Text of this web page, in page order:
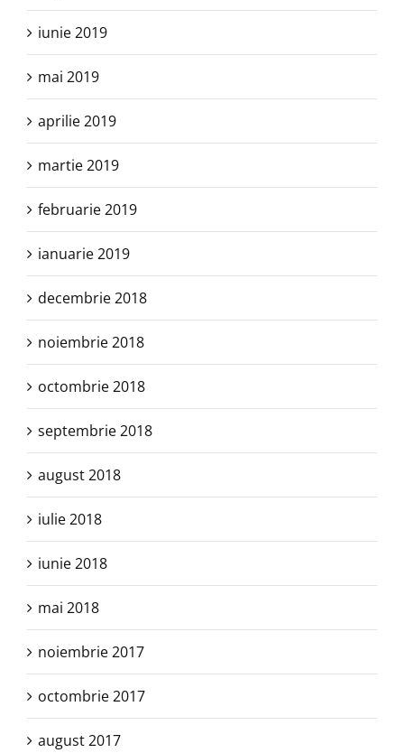
iunie 2019
mai 2019
aprilie 2019
martie 2019
februarie 2019
ianuarie 2019
decembrie 2018
noiembrie 2018
octombrie 2018
septembrie 2018
august 2018
iulie 2018
iunie 2018
mai 2018
noiembrie 2017
octombrie 2017
august 2017